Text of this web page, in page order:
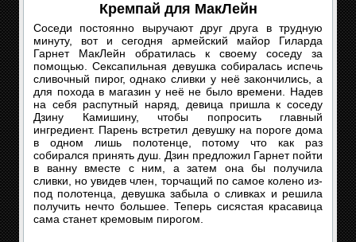
Кремпай для МакЛейн
Соседи постоянно выручают друг друга в трудную
минуту, вот и сегодня армейский майор Гиларда
Гарнет МакЛейн обратилась к своему соседу за
помощью. Сексапильная девушка собиралась испечь
сливочный пирог, однако сливки у неё закончились, а
для похода в магазин у неё не было времени. Надев
на себя распутный наряд, девица пришла к соседу
Дзину Камишину, чтобы попросить главный
ингредиент. Парень встретил девушку на пороге дома
в одном лишь полотенце, потому что как раз
собирался принять душ. Дзин предложил Гарнет пойти
в ванну вместе с ним, а затем она бы получила
сливки, но увидев член, торчащий по самое колено из-
под полотенца, девушка забыла о сливках и решила
получить нечто большее. Теперь сисястая красавица
сама станет кремовым пирогом.